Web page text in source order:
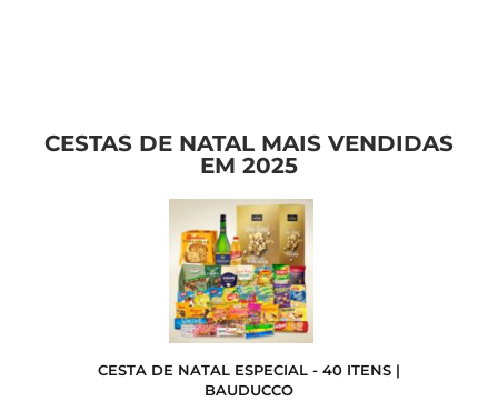
CESTAS DE NATAL MAIS VENDIDAS
EM 2025
CESTA DE NATAL ESPECIAL - 40 ITENS |
BAUDUCCO